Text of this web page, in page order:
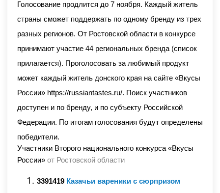
Голосование продлится до 7 ноября. Каждый житель
страны сможет поддержать по одному бренду из трех
разных регионов. От Ростовской области в конкурсе
принимают участие 44 региональных бренда (список
прилагается). Проголосовать за любимый продукт
может каждый житель донского края на сайте «Вкусы
России» https://russiantastes.ru/. Поиск участников
доступен и по бренду, и по субъекту Российской
Федерации. По итогам голосования будут определены
победители.
Участники Второго национального конкурса «Вкусы
России» от Ростовской области
3391419 Казачьи вареники с сюрпризом